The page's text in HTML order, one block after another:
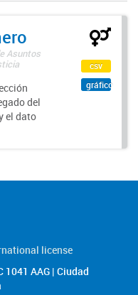
Asuntos
del
el dato
csv
gráfico
license
AAG | Ciudad